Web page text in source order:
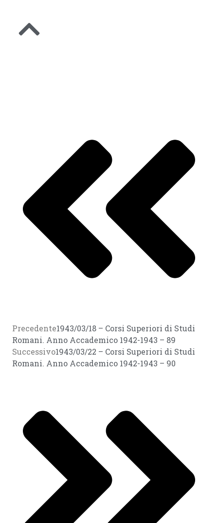
Precedente1943/03/18 – Corsi Superiori di Studi
Romani. Anno Accademico 1942-1943 – 89
Successivo1943/03/22 – Corsi Superiori di Studi
Romani. Anno Accademico 1942-1943 – 90